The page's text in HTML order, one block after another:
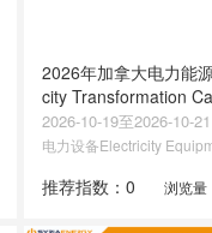
2026年加拿大电力能
city Transformation
2026-10-19至2026-10-21
电力设备Electricity
推荐指数：0 浏览量